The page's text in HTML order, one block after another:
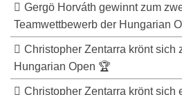
Gergö Horváth gewinnt zum
Teamwettbewerb der Hungarian
Christopher Zentarra krönt sich
Hungarian Open 🏆
Christopher Zentarra krönt sich